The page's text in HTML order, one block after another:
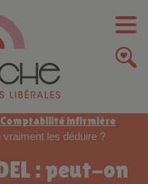
Comptabilité infirmière
les déduire ?